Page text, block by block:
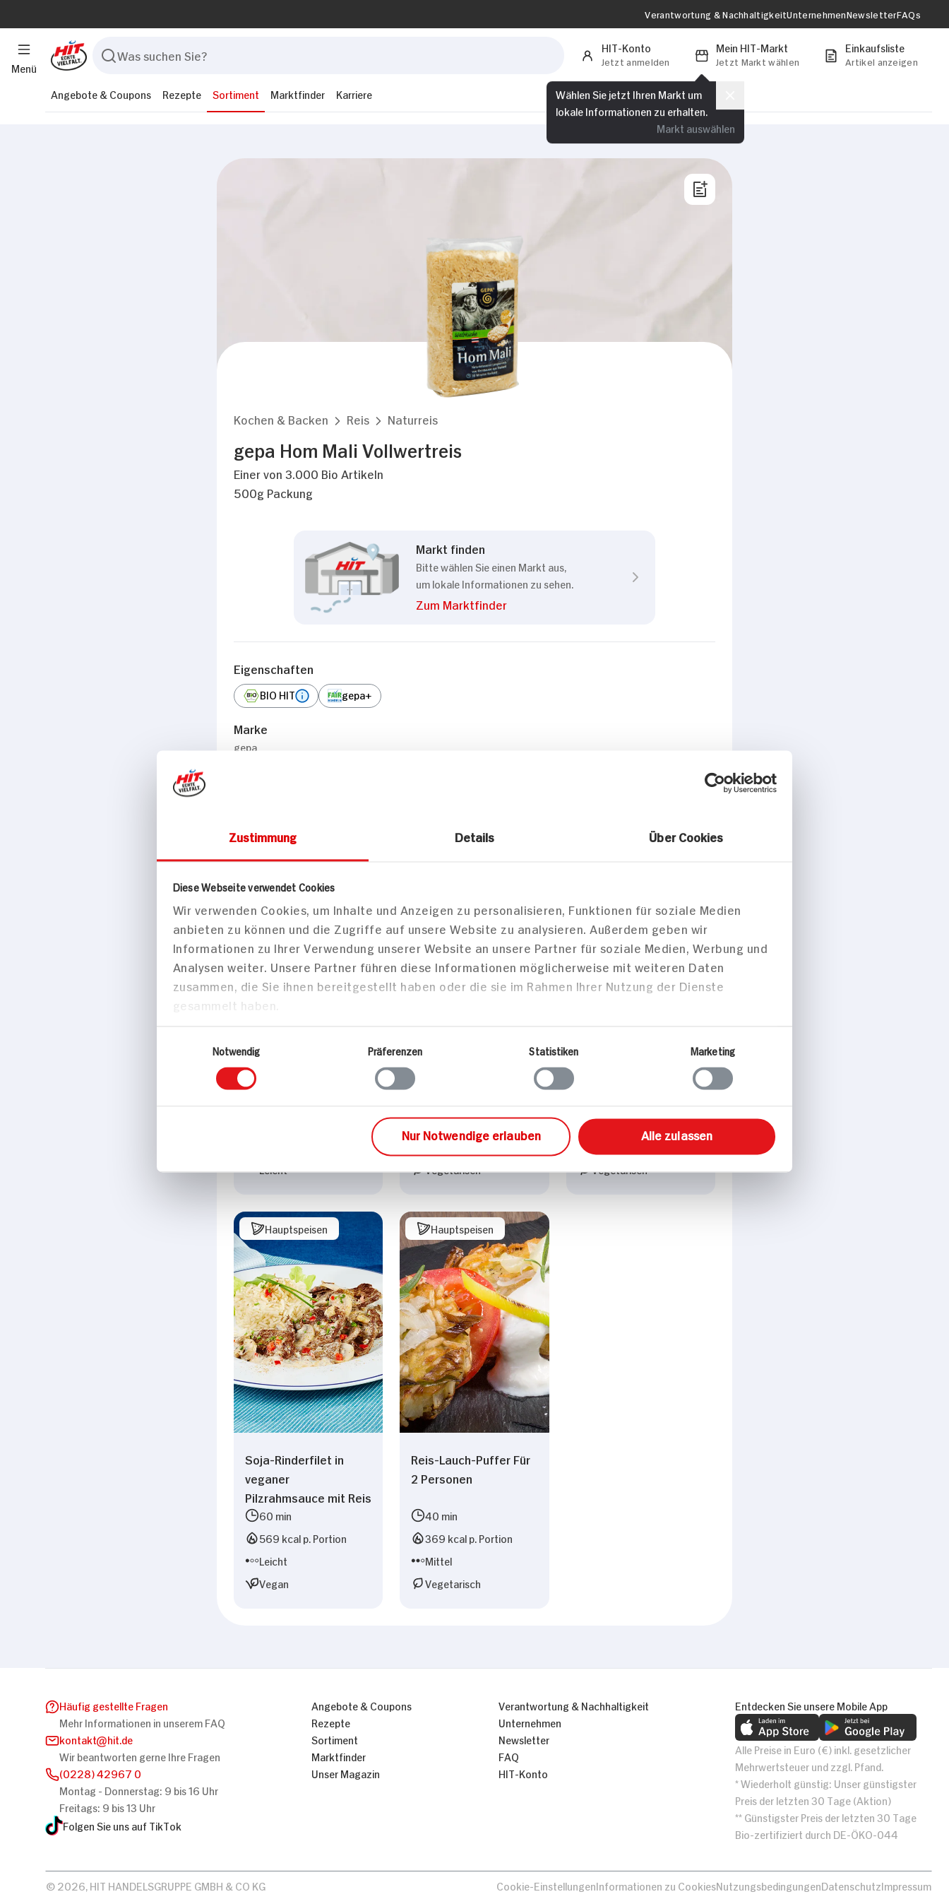
Zustimmung Details Über Cookies
Diese Webseite verwendet Cookies
Wir verwenden Cookies, um Inhalte und Anzeigen zu personalisieren, Funktionen für soziale Medien
anbieten zu können und die Zugriffe auf unsere Website zu analysieren. Außerdem geben wir
Informationen zu Ihrer Verwendung unserer Website an unsere Partner für soziale Medien, Werbung und
Analysen weiter. Unsere Partner führen diese Informationen möglicherweise mit weiteren Daten
zusammen, die Sie ihnen bereitgestellt haben oder die sie im Rahmen Ihrer Nutzung der Dienste
gesammelt haben.
Notwendig
Präferenzen Statistiken Marketing
Nur Notwendige erlauben Alle zulassen
Menü
Verantwortung & NachhaltigkeitUnternehmenNewsletterFAQs
HIT-Konto
Jetzt anmelden
Mein HIT-Markt
Jetzt Markt wählen
Wählen Sie jetzt Ihren Markt um
lokale Informationen zu erhalten.
Markt auswählen
Einkaufsliste
Artikel anzeigen
Angebote & Coupons Rezepte Sortiment Marktfinder Karriere
Kochen & Backen Reis Naturreis
gepa Hom Mali Vollwertreis
Einer von 3.000 Bio Artikeln
500g Packung
Markt finden
Bitte wählen Sie einen Markt aus,
um lokale Informationen zu sehen.
Zum Marktfinder
Eigenschaften
BIO HIT gepa+
Marke
gepa
Hauptspeisen
Merguez-Paprika-Topf
für 2 Personen
Leicht
Hauptspeisen
und Gemüse
585 kcal p. Portion
Vegetarisch
Hauptspeisen
794 kcal p. Portion
Vegetarisch
Hauptspeisen
Soja-Rinderfilet in
veganer
Pilzrahmsauce mit Reis
60 min
569 kcal p. Portion
Leicht
Vegan
Hauptspeisen
Reis-Lauch-Puffer Für
2 Personen
40 min
369 kcal p. Portion
Mittel
Vegetarisch
Häufig gestellte Fragen
Mehr Informationen in unserem FAQ
kontakt
hit.de
Wir beantworten gerne Ihre Fragen
(0228) 42967 0
Montag - Donnerstag: 9 bis 16 Uhr
Freitags: 9 bis 13 Uhr
Folgen Sie uns auf TikTok
Angebote & Coupons
Rezepte
Sortiment
Marktfinder
Unser Magazin
Verantwortung & Nachhaltigkeit
Unternehmen
Newsletter
FAQ
HIT-Konto
Entdecken Sie unsere Mobile App
Alle Preise in Euro (€) inkl. gesetzlicher
Mehrwertsteuer und zzgl. Pfand.
* Wiederholt günstig: Unser günstigster
Preis der letzten 30 Tage (Aktion)
** Günstigster Preis der letzten 30 Tage
Bio-zertifiziert durch DE-ÖKO-044
Cookie-EinstellungenInformationen zu CookiesNutzungsbedingungenDatenschutzImpressum
© 2026, HIT HANDELSGRUPPE GMBH & CO KG